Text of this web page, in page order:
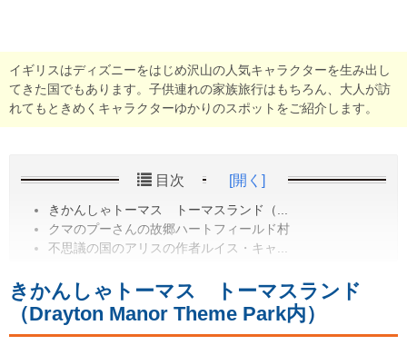
イギリスはディズニーをはじめ沢山の人気キャラクターを生み出し
てきた国でもあります。子供連れの家族旅行はもちろん、大人が訪
れてもときめくキャラクターゆかりのスポットをご紹介します。
目次 [開く]
きかんしゃトーマス トーマスランド（...
クマのプーさんの故郷ハートフィールド村
不思議の国のアリスの作者ルイス・キャ...
きかんしゃトーマス トーマスランド
（Drayton Manor Theme Park内）